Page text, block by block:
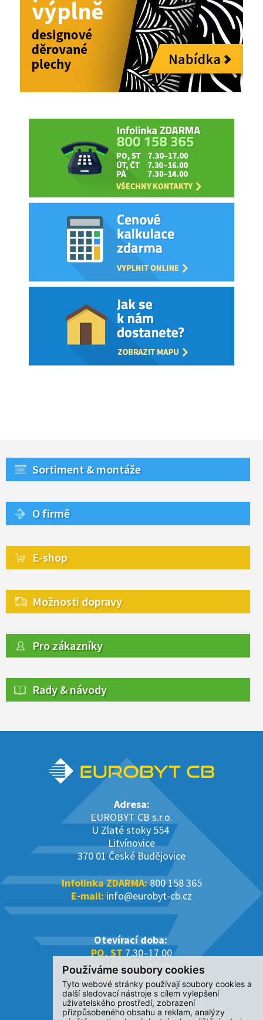
Používáme soubory cookies
Tyto webové stránky používají soubory cookies a
další sledovací nástroje s cílem vylepšení
uživatelského prostředí, zobrazení
přizpůsobeného obsahu a reklam, analýzy
Sortiment & montáže
O firmě
E-shop
Možnosti dopravy
Pro zákazníky
Rady & návody
Adresa:
EUROBYT CB s.r.o.
U Zlaté stoky 554
Litvínovice
370 01 České Budějovice
Infolinka ZDARMA:800 158 365
E-mail: info@eurobyt-cb.cz
Otevírací doba:
PO, ST7.30–17.00
ÚT, ČT7.30–16.00
PÁ 7.30–14.00